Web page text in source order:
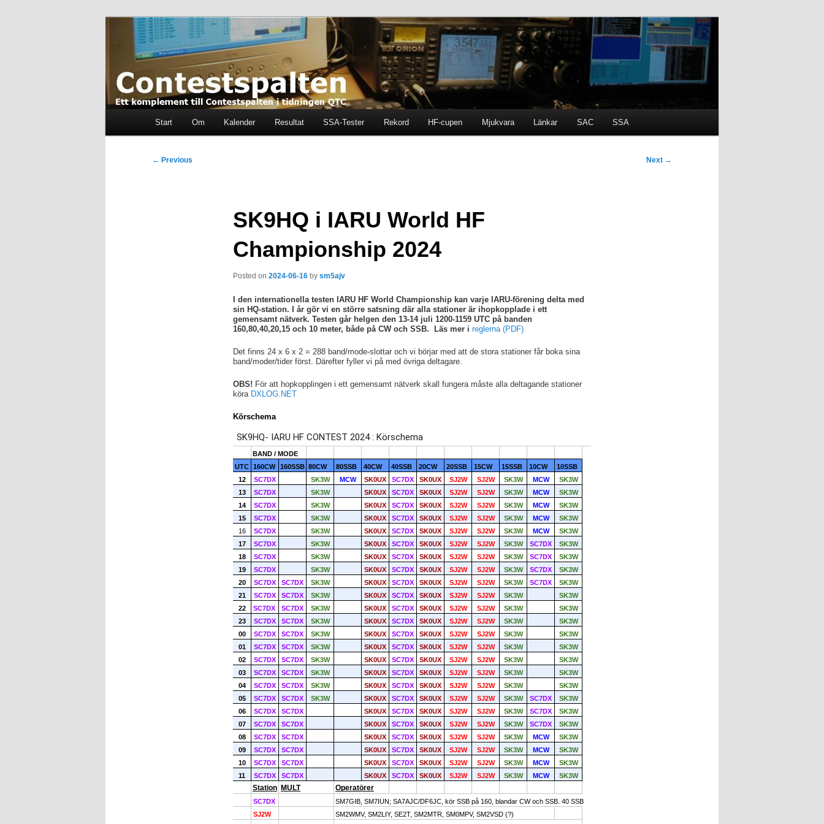
Contestspalten
Ett komplement till contestspalten i tidningen QTC
Start Om Kalender Resultat SSA-Tester Rekord HF-cupen Mjukvara Länkar SAC SSA
Post
← Previous Next →
SK9HQ i IARU World HF
Championship 2024
Posted on 2024-06-16 by sm5ajv
I den internationella testen IARU HF World Championship kan varje IARU-förening delta med
sin HQ-station. I år gör vi en större satsning där alla stationer är ihopkopplade i ett
gemensamt nätverk. Testen går helgen den 13-14 juli 1200-1159 UTC på banden
160,80,40,20,15 och 10 meter, både på CW och SSB. Läs mer i reglerna (PDF)
Det finns 24 x 6 x 2 = 288 band/mode-slottar och vi börjar med att de stora stationer får boka sina
band/moder/tider först. Därefter fyller vi på med övriga deltagare.
OBS! För att hopkopplingen i ett gemensamt nätverk skall fungera måste alla deltagande stationer
köra DXLOG.NET
Körschema